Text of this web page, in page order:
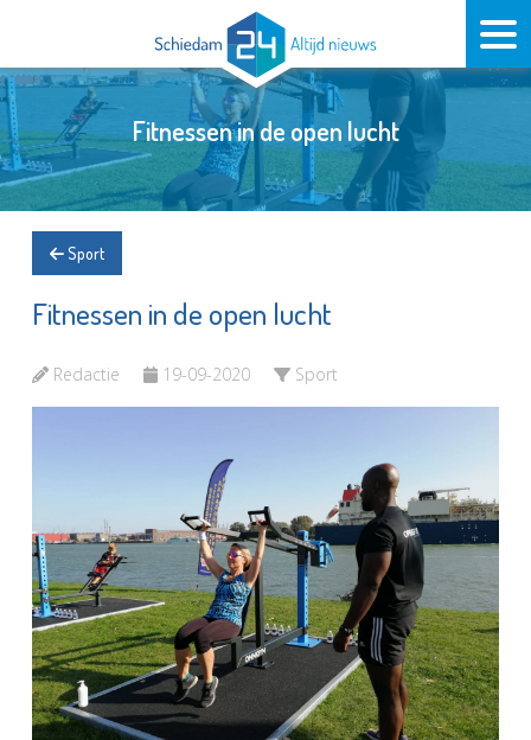
Fitnessen in de open lucht
Sport
Fitnessen in de open lucht
Redactie 19-09-2020 Sport